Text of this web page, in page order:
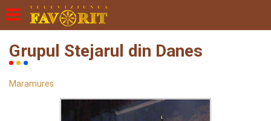
Grupul Stejarul din Danes
Maramures